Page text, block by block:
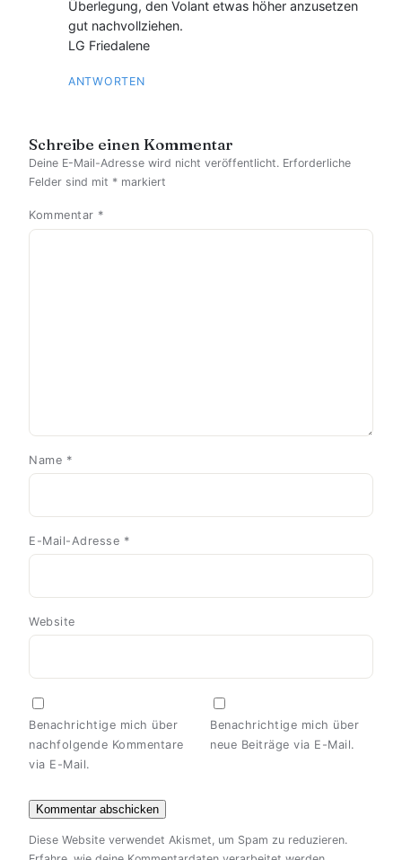
Überlegung, den Volant etwas höher anzusetzen
gut nachvollziehen.
LG Friedalene
ANTWORTEN
Schreibe einen Kommentar
Deine E-Mail-Adresse wird nicht veröffentlicht. Erforderliche
Felder sind mit * markiert
Kommentar *
Name *
E-Mail-Adresse *
Website
Benachrichtige mich über
nachfolgende Kommentare
via E-Mail.
Benachrichtige mich über
neue Beiträge via E-Mail.
Diese Website verwendet Akismet, um Spam zu reduzieren.